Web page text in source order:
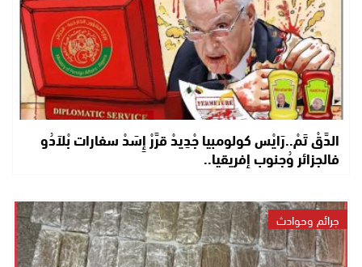
الدَّقْ تَمْ..رَايْس كولومبيا جْدِيدْ قرَّرْ إِسَدْ سفارات بْلاَدُو
فالجزائر وُجنوب إفريقيا..
جرائم وحوادث